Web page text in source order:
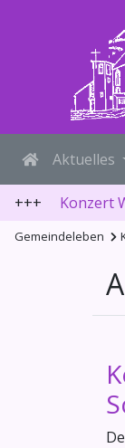
Aktuelles
+++ Konzert
Gemeindeleben